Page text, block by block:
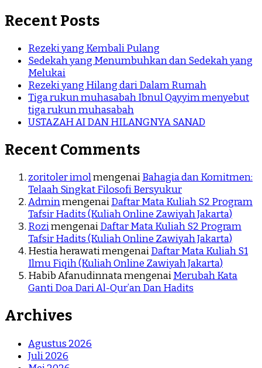
Recent Posts
Rezeki yang Kembali Pulang
Sedekah yang Menumbuhkan dan Sedekah yang
Melukai
Rezeki yang Hilang dari Dalam Rumah
Tiga rukun muhasabah Ibnul Qayyim menyebut
tiga rukun muhasabah
USTAZAH AI DAN HILANGNYA SANAD
Recent Comments
zoritoler imolmengenaiBahagia dan Komitmen:
Telaah Singkat Filosofi Bersyukur
AdminmengenaiDaftar Mata Kuliah S2 Program
Tafsir Hadits (Kuliah Online Zawiyah Jakarta)
RozimengenaiDaftar Mata Kuliah S2 Program
Tafsir Hadits (Kuliah Online Zawiyah Jakarta)
Hestia herawatimengenaiDaftar Mata Kuliah S1
Ilmu Fiqih (Kuliah Online Zawiyah Jakarta)
Habib AfanudinnatamengenaiMerubah Kata
Ganti Doa Dari Al-Qur’an Dan Hadits
Archives
Agustus 2026
Juli 2026